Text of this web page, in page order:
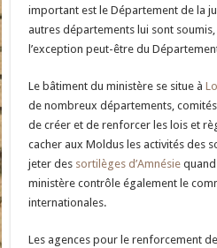
important est le Département de la
autres départements lui sont soumis,
l’exception peut-être du
Le bâtiment du ministère se situe à
de nombreux départements,
de créer et de renforcer les lois et
cacher aux Moldus les activités des
jeter des sortilèges d’Amnésie
ministère contrôle également le
internationales.
Les agences pour le renforcement